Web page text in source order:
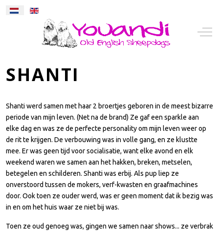
Selecteer de taal
Mobile Menu Toggle Off-
SHANTI
Shanti werd samen met haar 2 broertjes geboren in de meest bizarre
periode van mijn leven. (Net na de brand) Ze gaf een sparkle aan
elke dag en was ze de perfecte personality om mijn leven weer op
de rit te krijgen. De verbouwing was in volle gang, en ze klustte
mee. Er was geen tijd voor socialisatie, want elke avond en elk
weekend waren we samen aan het hakken, breken, metselen,
betegelen en schilderen. Shanti was erbij. Als pup liep ze
onverstoord tussen de mokers, verf-kwasten en graafmachines
door. Ook toen ze ouder werd, was er geen moment dat ik bezig was
in en om het huis waar ze niet bij was.
Toen ze oud genoeg was, gingen we samen naar shows... ze verbrak